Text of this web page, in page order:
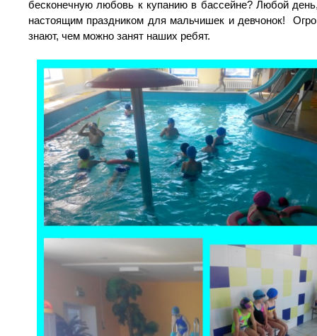
бесконечную любовь к купанию в бассейне? Любой
настоящим праздником для мальчишек и девчонок!
знают, чем можно занят наших ребят.